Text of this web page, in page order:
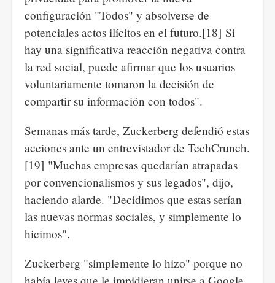
configuración "Todos" y absolverse de
potenciales actos ilícitos en el futuro.[18] Si
hay una significativa reacción negativa contra
la red social, puede afirmar que los usuarios
voluntariamente tomaron la decisión de
compartir su información con todos".
Semanas más tarde, Zuckerberg defendió estas
acciones ante un entrevistador de TechCrunch.
[19] "Muchas empresas quedarían atrapadas
por convencionalismos y sus legados", dijo,
haciendo alarde. "Decidimos que estas serían
las nuevas normas sociales, y simplemente lo
hicimos".
Zuckerberg "simplemente lo hizo" porque no